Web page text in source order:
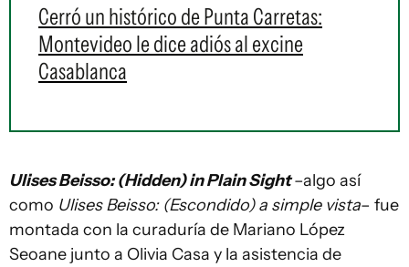
Cerró un histórico de Punta Carretas:
Montevideo le dice adiós al excine
Casablanca
Ulises Beisso: (Hidden) in Plain Sight–algo así
como Ulises Beisso: (Escondido) a simple vista– fue
montada con la curaduría de Mariano López
Seoane junto a Olivia Casa y la asistencia de